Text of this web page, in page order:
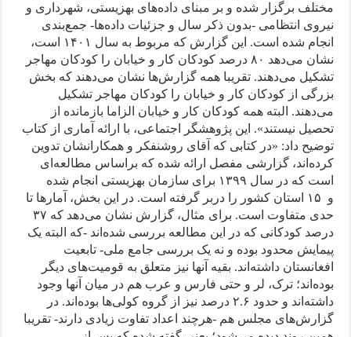
مختلف برگزار شده و بر مبنای داده‌های بهزیستی، شهرداری و
نیروی انتظامی -بدون ذکر سال و جزئیات داده‌ها- جمع‌بندی
انجام شده است. این گزارش که مربوط به سال ۱۴۰۱ است،
نشان می‌دهد‌ ۸۰ درصد کودکان کار و خیابان را کودکان مهاجر
تشکیل می‌دهند. تقریبا همه گزارش‌ها نشان می‌دهند که بخش
بزرگی از کودکان کار و خیابان را کودکان مهاجر تشکیل
می‌دهند. البته همه کودکان کار و خیابان الزاما بازمانده از
تحصیل نیستند». این پژوهشگر اجتماعی، با ارائه آماری از کتاب
توضیح داد: «در کتابی که آقای روشنفکر و همکارانشان تدوین
کرده‌اند، گزارشی مفصل ارائه شده که براساس مطالعه‌ای
است که در سال ۱۳۹۹ برای سازمان بهزیستی انجام شده
و ۱۵ استان کشور را دربر گرفته است. در این بخش، آمارها تا
حدی متفاوت است. برای مثال، گزارش نشان می‌دهد که ۳۷
درصد کودکانی که در این مطالعه بررسی شده‌اند -که البته یک
پیمایش محدود بوده و نه یک بررسی جامع ملی- تابعیت
افغانستان داشته‌اند. بقیه آنها نیز متعلق به قومیت‌های دیگر
بوده‌اند؛ ترک، لر و حتی فارس و عرب هم در میان آنها وجود
داشته‌اند و حدود ۲.۶ درصد نیز از گروه کولی‌ها بوده‌اند. در
گزارش‌های مجلس هم -هرچند اعداد تفاوت زیادی دارند- تقریبا